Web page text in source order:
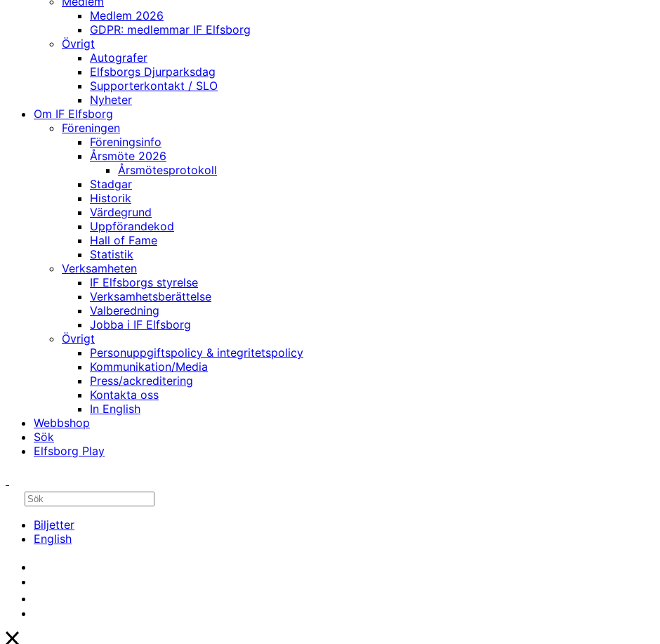
Medlem 2026
GDPR: medlemmar IF Elfsborg
Övrigt
Autografer
Elfsborgs Djurparksdag
Supporterkontakt / SLO
Nyheter
Om IF Elfsborg
Föreningen
Föreningsinfo
Årsmöte 2026
Årsmötesprotokoll
Stadgar
Historik
Värdegrund
Uppförandekod
Hall of Fame
Statistik
Verksamheten
IF Elfsborgs styrelse
Verksamhetsberättelse
Valberedning
Jobba i IF Elfsborg
Övrigt
Personuppgiftspolicy & integritetspolicy
Kommunikation/Media
Press/ackreditering
Kontakta oss
In English
Webbshop
Sök
Elfsborg Play
Biljetter
English